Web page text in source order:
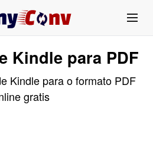
Kindle para PDF
Kindle para o formato PDF
gratis